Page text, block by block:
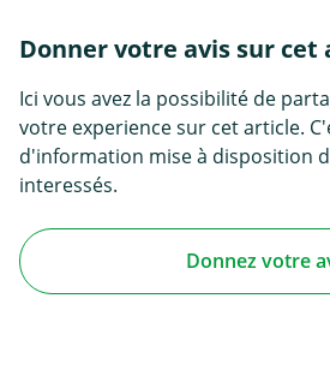
Donner votre avis sur cet
Ici vous avez la possibilité de
votre experience sur cet article.
d'information mise à disposition
interessés.
Donnez votre